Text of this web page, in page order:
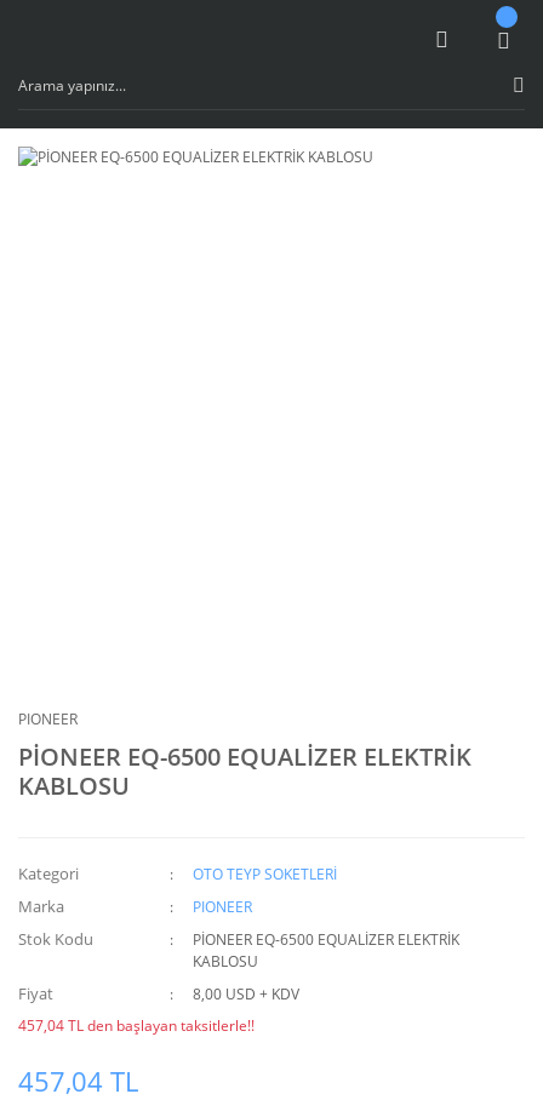
PIONEER
PİONEER EQ-6500 EQUALİZER ELEKTRİK
KABLOSU
Kategori OTO TEYP SOKETLERİ
Marka PIONEER
Stok Kodu
PİONEER EQ-6500 EQUALİZER ELEKTRİK
KABLOSU
Fiyat
8,00 USD + KDV
457,04 TL den başlayan taksitlerle!!
457,04 TL